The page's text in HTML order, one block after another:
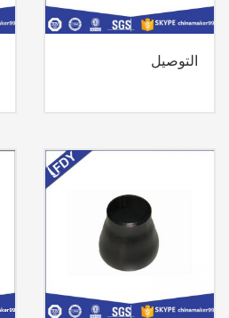
التوصيل